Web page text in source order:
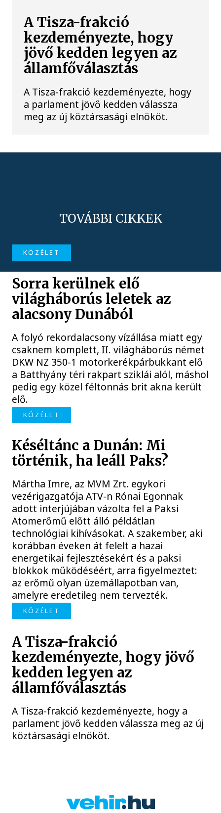
A Tisza-frakció
kezdeményezte, hogy
jövő kedden legyen az
államfőválasztás
A Tisza-frakció kezdeményezte, hogy
a parlament jövő kedden válassza
meg az új köztársasági elnököt.
TOVÁBBI CIKKEK
KÖZÉLET
Sorra kerülnek elő
világháborús leletek az
alacsony Dunából
A folyó rekordalacsony vízállása miatt egy
csaknem komplett, II. világháborús német
DKW NZ 350-1 motorkerékpárbukkant elő
a Batthyány téri rakpart sziklái alól, máshol
pedig egy közel féltonnás brit akna került
elő.
KÖZÉLET
Késéltánc a Dunán: Mi
történik, ha leáll Paks?
Mártha Imre, az MVM Zrt. egykori
vezérigazgatója ATV-n Rónai Egonnak
adott interjújában vázolta fel a Paksi
Atomerőmű előtt álló példátlan
technológiai kihívásokat. A szakember, aki
korábban éveken át felelt a hazai
energetikai fejlesztésekért és a paksi
blokkok működéséért, arra figyelmeztet:
az erőmű olyan üzemállapotban van,
amelyre eredetileg nem tervezték.
KÖZÉLET
A Tisza-frakció
kezdeményezte, hogy jövő
kedden legyen az
államfőválasztás
A Tisza-frakció kezdeményezte, hogy a
parlament jövő kedden válassza meg az új
köztársasági elnököt.